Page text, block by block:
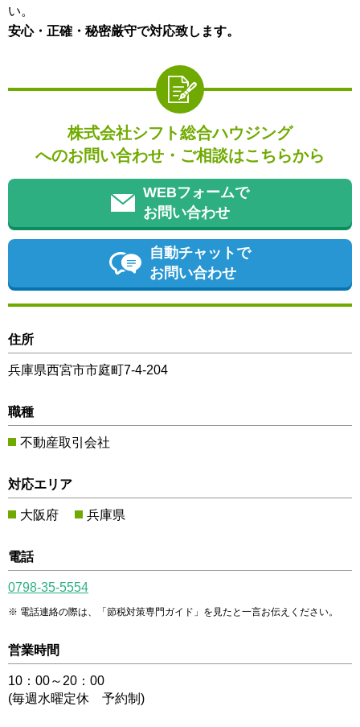
い。
安心・正確・秘密厳守で対応致します。
株式会社シフト総合ハウジング
へのお問い合わせ・ご相談はこちらから
WEBフォームで
お問い合わせ
自動チャットで
お問い合わせ
住所
兵庫県西宮市市庭町7-4-204
職種
不動産取引会社
対応エリア
大阪府 兵庫県
電話
0798-35-5554
電話連絡の際は、「節税対策専門ガイド」を見たと一言お伝えください。
営業時間
10：00～20：00
(毎週水曜定休 予約制)